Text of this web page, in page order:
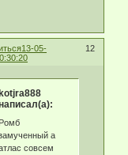
12
13-05-
Ромб
а
совсем